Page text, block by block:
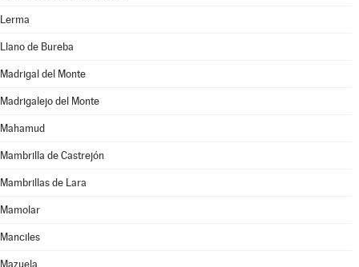
Lerma
Llano de Bureba
Madrigal del Monte
Madrigalejo del Monte
Mahamud
Mambrilla de Castrejón
Mambrillas de Lara
Mamolar
Manciles
Mazuela